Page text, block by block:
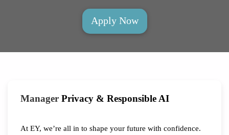
Apply Now
Manager Privacy & Responsible AI
At EY, we’re all in to shape your future with confidence.